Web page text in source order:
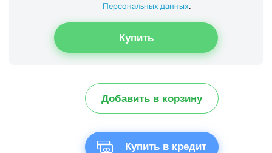
Персональных данных.
Добавить в корзину
Купить в кредит